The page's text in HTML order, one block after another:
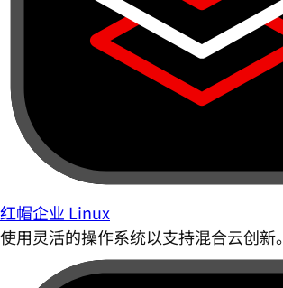
红帽企业 Linux
使用灵活的操作系统以支持混合云创新。